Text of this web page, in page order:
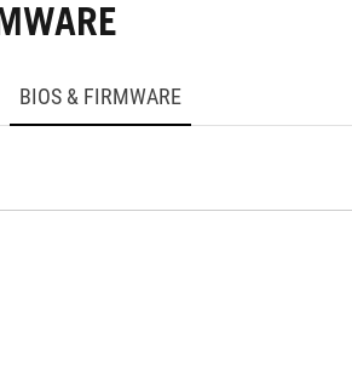
BIOS & FIRMWARE